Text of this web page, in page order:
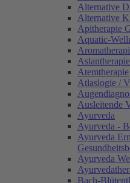
Alternative
Alternative
Apitherapie
Aquatic-
Aslantherapie
Atemtherapie
Atlaslogie /
Ausleitende
Ayurveda
Ayurveda -
Ayurveda
Ayurveda
Bach-